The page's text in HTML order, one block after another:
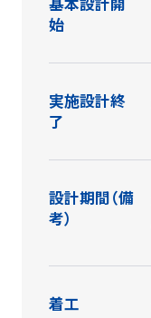
始
実施設計終
了
設計期間（備
考）
着工